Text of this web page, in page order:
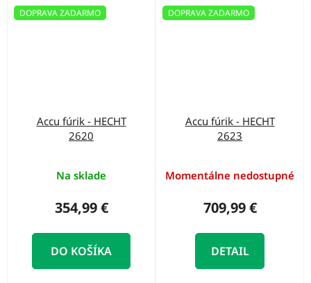
DOPRAVA ZADARMO
Accu fúrik - HECHT
2620
Na sklade
354,99 €
DO KOŠÍKA
DOPRAVA ZADARMO
Accu fúrik - HECHT
2623
Momentálne nedostupné
709,99 €
DETAIL